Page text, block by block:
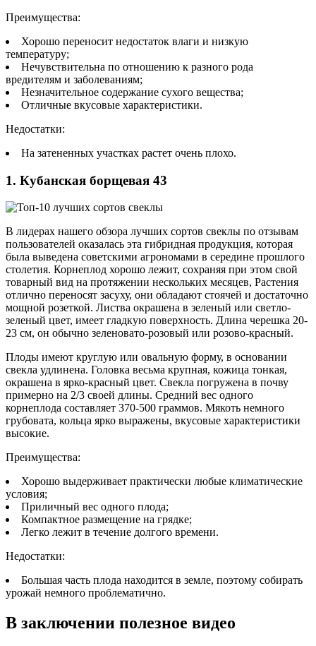
Преимущества:
Хорошо переносит недостаток влаги и низкую
температуру;
Нечувствительна по отношению к разного рода
вредителям и заболеваниям;
Незначительное содержание сухого вещества;
Отличные вкусовые характеристики.
Недостатки:
На затененных участках растет очень плохо.
1. Кубанская борщевая 43
В лидерах нашего обзора лучших сортов свеклы по отзывам
пользователей оказалась эта гибридная продукция, которая
была выведена советскими агрономами в середине прошлого
столетия. Корнеплод хорошо лежит, сохраняя при этом свой
товарный вид на протяжении нескольких месяцев, Растения
отлично переносят засуху, они обладают стоячей и достаточно
мощной розеткой. Листва окрашена в зеленый или светло-
зеленый цвет, имеет гладкую поверхность. Длина черешка 20-
23 см, он обычно зеленовато-розовый или розово-красный.
Плоды имеют круглую или овальную форму, в основании
свекла удлинена. Головка весьма крупная, кожица тонкая,
окрашена в ярко-красный цвет. Свекла погружена в почву
примерно на 2/3 своей длины. Средний вес одного
корнеплода составляет 370-500 граммов. Мякоть немного
грубовата, кольца ярко выражены, вкусовые характеристики
высокие.
Преимущества:
Хорошо выдерживает практически любые климатические
условия;
Приличный вес одного плода;
Компактное размещение на грядке;
Легко лежит в течение долгого времени.
Недостатки:
Большая часть плода находится в земле, поэтому собирать
урожай немного проблематично.
В заключении полезное видео